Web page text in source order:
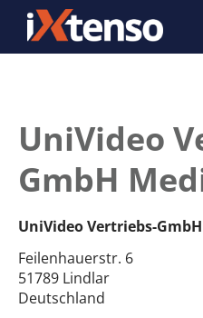
UniVideo
GmbH
UniVideo Vertriebs-
Feilenhauerstr. 6
51789 Lindlar
Deutschland